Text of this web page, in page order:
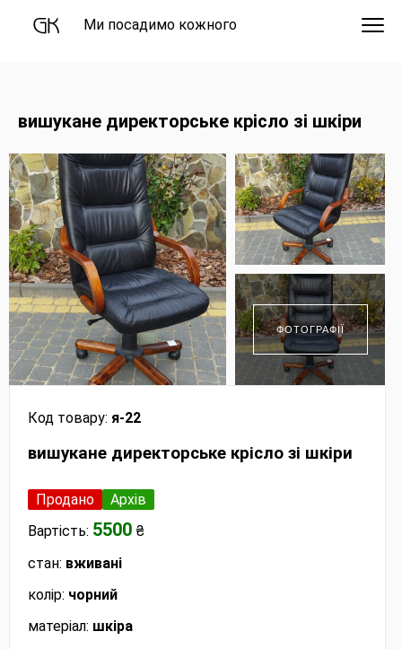
Ми посадимо кожного
вишукане директорське крісло зі шкіри
ФОТОГРАФІЇ
Код товару: я-22
вишукане директорське крісло зі шкіри
Продано
Архів
Вартість: 5500 ₴
стан: вживані
колір: чорний
матеріал: шкіра